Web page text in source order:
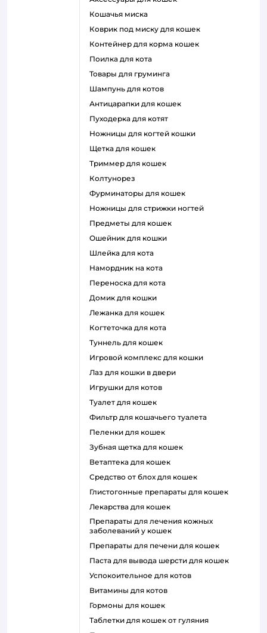
кошачья миска
коврик под миску для кошек
контейнер для корма кошек
поилка для кота
товары для груминга
шампунь для котов
антицарапки для кошек
пуходерка для котят
ножницы для когтей кошки
щетка для кошек
триммер для кошек
колтунорез
фурминаторы для кошек
ножницы для стрижки ногтей
предметы для кошек
ошейник для кошки
шлейка для кота
намордник на кота
переноска для кота
домик для кошки
лежанка для кошек
когтеточка для кота
туннель для кошек
игровой комплекс для кошки
лаз для кошки в двери
игрушки для котов
туалет для кошек
фильтр для кошачьего туалета
пеленки для кошек
зубная щетка для кошек
ветаптека для кошек
средство от блох для кошек
глистогонные препараты для кошек
лекарства для кошек
препараты для лечения кожных
заболеваний у кошек
препараты для печени для кошек
паста для вывода шерсти для кошек
успокоительное для котов
витамины для котов
гормоны для кошек
таблетки для кошек от гуляния